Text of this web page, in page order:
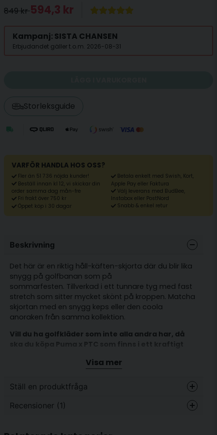
849 kr594,3 kr
Kampanj: SISTA CHANSEN
Erbjudandet gäller t.o.m. 2026-08-31
Storleksguide
VARFÖR HANDLA HOS OSS?
Fler än 51 736 nöjda kunder!
Beställ innan kl 12, vi skickar din
order samma dag mån-fre
Fri frakt över 750 kr
Öppet köp i 30 dagar
Betala enkelt med Swish, Kort,
Apple Pay eller Faktura
Välj leverans med BudBee,
Instabox eller PostNord
Snabb & enkel retur
Beskrivning
Det här är en riktig håll-käften-skjorta där du blir lika
snygg på golfbanan som på
sommarfesten. Tillverkad i ett tunnare tyg med fast
stretch som sitter mycket skönt på kroppen. Matcha
skjortan med en snygg keps eller den coola
anoraken från samma kollektion.
Vill du ha golfkläder som inte alla andra har, då
varje storlek
Visa mer
Ställ en produktfråga
question
Fråga oss något om denna produkten...
Recensioner (1)
Flavio